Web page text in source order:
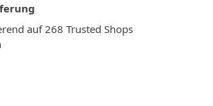
auf 268 Trusted Shops